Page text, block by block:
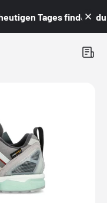
Tages findest du